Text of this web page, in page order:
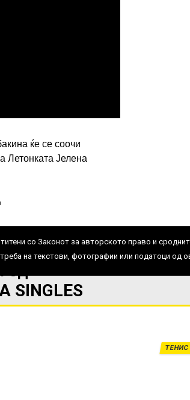
ќе се соочи
Летонката Јелена
од
ТЕНИС
КОНТАКТ
со Законот за авторското право и
на текстови, фотографии или податоци од